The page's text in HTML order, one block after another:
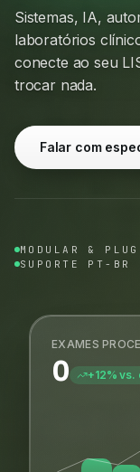
Sistemas, IA,
laboratórios
conecte ao seu
trocar nada.
Falar com
MODULAR &
SUPORTE PT-BR
EXAMES
0 +12% vs.